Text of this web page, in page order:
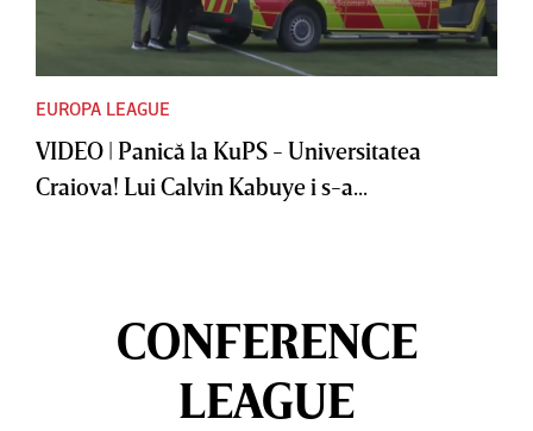
EUROPA LEAGUE
VIDEO | Panică la KuPS - Universitatea
Craiova! Lui Calvin Kabuye i s-a...
CONFERENCE
LEAGUE